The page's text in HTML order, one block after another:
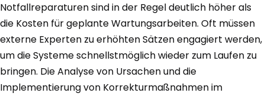
Notfallreparaturen sind in der Regel deutlich höher als
die Kosten für geplante Wartungsarbeiten. Oft müssen
externe Experten zu erhöhten Sätzen engagiert werden,
um die Systeme schnellstmöglich wieder zum Laufen zu
bringen. Die Analyse von Ursachen und die
Implementierung von Korrekturmaßnahmen im